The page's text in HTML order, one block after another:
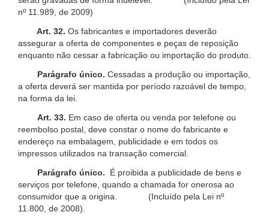
nº 11.989, de 2009)
Art. 32. Os fabricantes e importadores deverão
assegurar a oferta de componentes e peças de reposição
enquanto não cessar a fabricação ou importação do produto.
Parágrafo único. Cessadas a produção ou importação,
a oferta deverá ser mantida por período razoável de tempo,
na forma da lei.
Art. 33. Em caso de oferta ou venda por telefone ou
reembolso postal, deve constar o nome do fabricante e
endereço na embalagem, publicidade e em todos os
impressos utilizados na transação comercial.
Parágrafo único.
É proibida a publicidade de bens e
serviços por telefone, quando a chamada for onerosa ao
consumidor que a origina. (Incluído pela Lei nº
11.800, de 2008).